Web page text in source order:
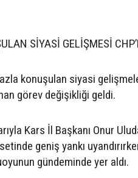
SİYASİ GELİŞMESİ
konuşulan siyasi
görev değişikliği geldi.
Kars İl Başkanı Onur
geniş yankı
gündeminde yer aldı.